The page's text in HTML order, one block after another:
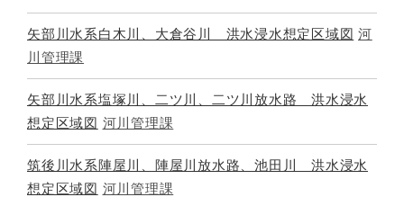
矢部川水系白木川、大倉谷川 洪水浸水想定区域図 河
川管理課
矢部川水系塩塚川、二ツ川、二ツ川放水路 洪水浸水
想定区域図 河川管理課
筑後川水系陣屋川、陣屋川放水路、池田川 洪水浸水
想定区域図 河川管理課